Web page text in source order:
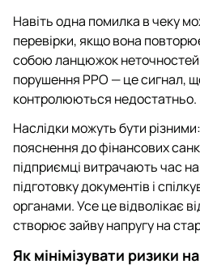
Навіть одна помилка в чеку
перевірки, якщо вона
собою ланцюжок
порушення РРО — це сигнал,
контролюються недостатньо.
Наслідки можуть бути
пояснення до фінансових
підприємці витрачають час
підготовку документів і
органами. Усе це відволікає
створює зайву напругу на
Як мінімізувати ризики